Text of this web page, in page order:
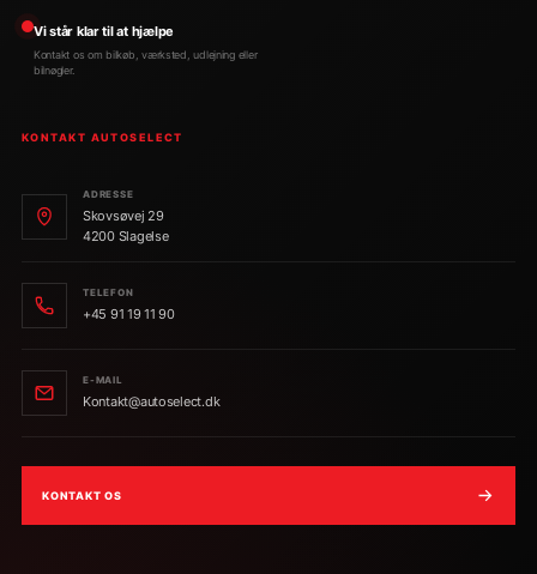
Vi står klar til at hjælpe
Kontakt os om bilkøb, værksted, udlejning eller
bilnøgler.
KONTAKT AUTOSELECT
ADRESSE
Skovsøvej 29
4200 Slagelse
TELEFON
+45 91 19 11 90
E-MAIL
Kontakt@autoselect.dk
KONTAKT OS